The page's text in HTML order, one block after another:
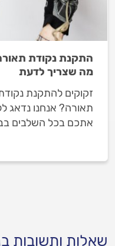
התקנת נקודת
מה שצריך לדעת
זקוקים להתקנת
תאורה? אנחנו נדאג
אתכם בכל השלבים
ובמהלכה וכמה עולה
שאלות ותשובות